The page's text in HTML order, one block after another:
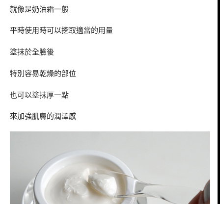
就像是奶油霜一般
平時使用時可以挖取適當的用量
塗抹於全臉後
特別容易乾燥的部位
也可以塗抹厚一點
來加強肌膚的潤澤感